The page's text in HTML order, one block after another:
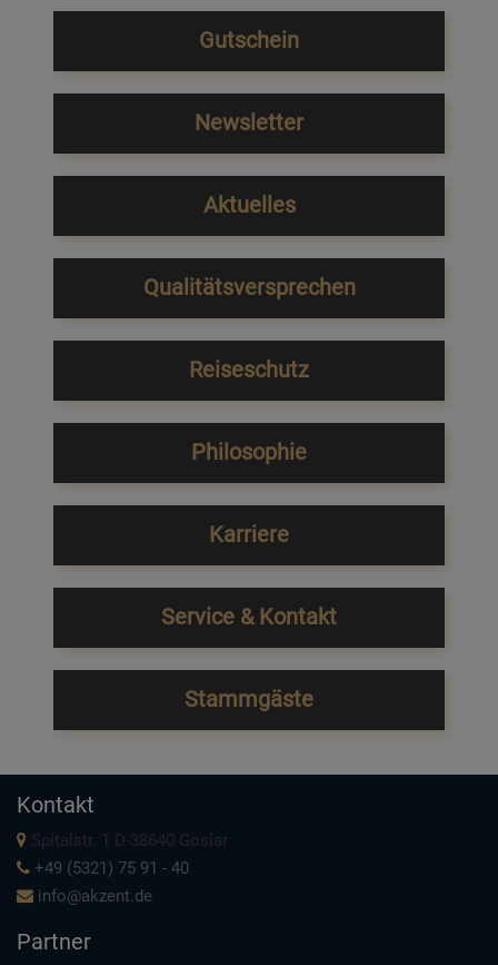
Gutschein
Newsletter
Aktuelles
Qualitätsversprechen
Reiseschutz
Philosophie
Karriere
Service & Kontakt
Stammgäste
Kontakt
Spitalstr. 1 D-38640 Goslar
+49 (5321) 75 91 - 40
info@akzent.de
Partner